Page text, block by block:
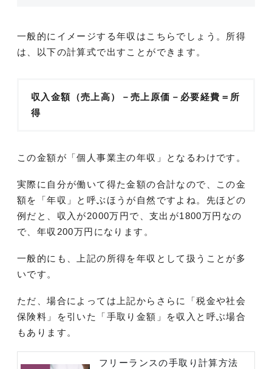
一般的にイメージする年収はこちらでしょう。所得
は、以下の計算式で出すことができます。
収入金額（売上高）－売上原価－必要経費＝所
得
この金額が「個人事業主の年収」となるわけです。
実際に自分が働いて得た金額の合計なので、この金
額を「年収」と呼ぶほうが自然ですよね。先ほどの
例だと、収入が2000万円で、支出が1800万円なの
で、年収200万円になります。
一般的にも、上記の所得を年収として扱うことが多
いです。
ただ、場合によっては上記からさらに「税金や社会
保険料」を引いた「手取り金額」を収入と呼ぶ場合
もあります。
フリーランスの手取り計算方法